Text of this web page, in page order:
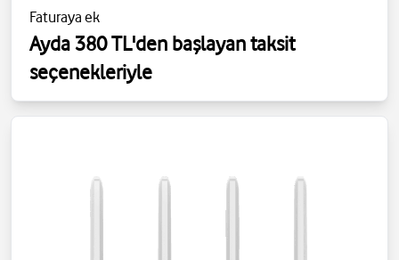
Faturaya ek
Ayda 380 TL'den başlayan taksit
seçenekleriyle